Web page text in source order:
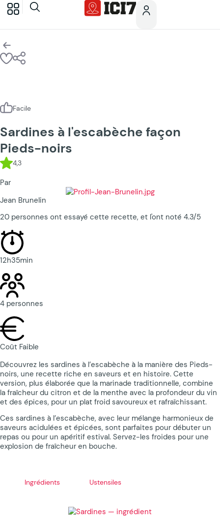
Facile
Sardines à l'escabèche façon
Pieds-noirs
4,3
Par
Jean Brunelin
20 personnes ont essayé cette recette, et l'ont noté 4.3/5
12h35min
4 personnes
Coût Faible
Découvrez les sardines à l’escabèche à la manière des Pieds-
noirs, une recette riche en saveurs et en histoire. Cette
version, plus élaborée que la marinade traditionnelle, combine
la fraîcheur du citron et de la menthe avec la profondeur du vin
et des épices, pour un plat froid savoureux et rafraîchissant.
Ces sardines à l’escabèche, avec leur mélange harmonieux de
saveurs acidulées et épicées, sont parfaites pour débuter un
repas ou pour un apéritif estival. Servez-les froides pour une
explosion de fraîcheur en bouche.
Ingrédients Ustensiles